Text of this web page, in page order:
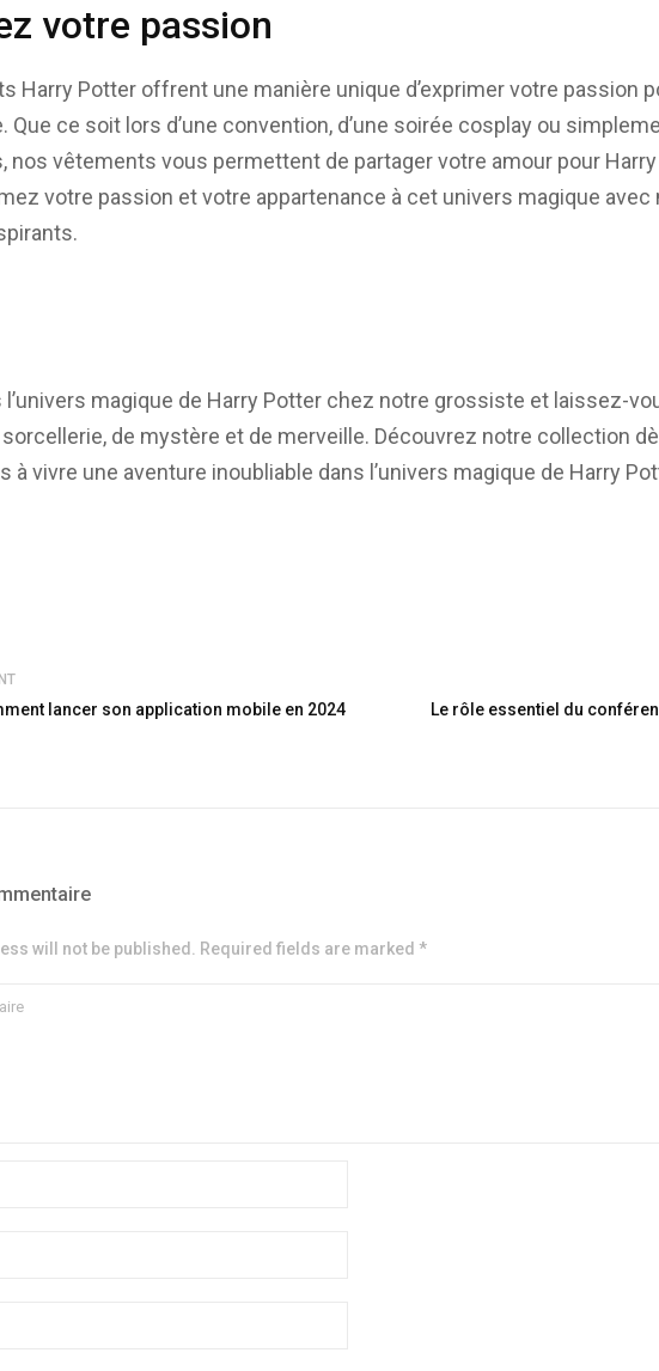
votre passion
Harry Potter offrent une manière unique d’exprimer votre passion
Que ce soit lors d’une convention, d’une soirée cosplay ou
nos vêtements vous permettent de partager votre amour pour
votre passion et votre appartenance à cet univers magique
l’univers magique de Harry Potter chez notre grossiste et laissez-
de mystère et de merveille. Découvrez notre collection
à vivre une aventure inoubliable dans l’univers magique de Harry
lancer son application mobile en 2024
Le rôle essentiel du
will not be published. Required fields are marked *